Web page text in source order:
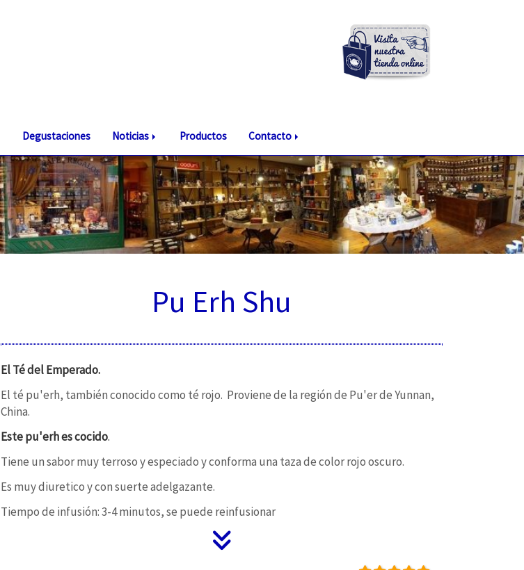
Degustaciones Noticias Productos Contacto
Pu Erh Shu
El Té del Emperado.
El té pu'erh, también conocido como té rojo. Proviene de la región de Pu'er de Yunnan,
China.
Este pu'erh es cocido.
Tiene un sabor muy terroso y especiado y conforma una taza de color rojo oscuro.
Es muy diuretico y con suerte adelgazante.
Tiempo de infusión: 3-4 minutos, se puede reinfusionar